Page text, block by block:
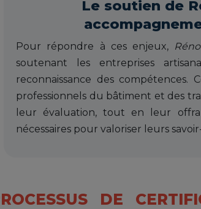
Le soutien de
Pour répondre à ces enjeux,
soutenant les entreprises
reconnaissance des compétences.
professionnels du bâtiment et des
leur évaluation, tout en leur
nécessaires pour valoriser leurs
DE